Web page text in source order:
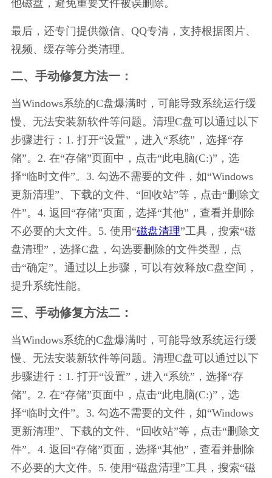
他磁盘，避免重要文件被误删除。
最后，还专门提供微信、QQ专清，支持根据图片、
视频、缓存等分类清理。
二、手动修复方法一：
当Windows系统的C盘爆满时，可能导致系统运行缓
慢、无法安装新软件等问题。清理C盘可以通过以下
步骤进行：1. 打开“设置”，进入“系统”，选择“存
储”。2. 在“存储”页面中，点击“此电脑(C:)”，选
择“临时文件”。3. 勾选不需要的文件，如“Windows
更新清理”、下载的文件、“回收站”等，点击“删除文
件”。4. 返回“存储”页面，选择“其他”，查看并删除
不必要的大文件。5. 使用“磁盘清理”工具，搜索“磁
盘清理”，选择C盘，勾选要删除的文件类型，点
击“确定”。通过以上步骤，可以有效释放C盘空间，
提升系统性能。
三、手动修复方法二：
当Windows系统的C盘爆满时，可能导致系统运行缓
慢、无法安装新软件等问题。清理C盘可以通过以下
步骤进行：1. 打开“设置”，进入“系统”，选择“存
储”。2. 在“存储”页面中，点击“此电脑(C:)”，选
择“临时文件”。3. 勾选不需要的文件，如“Windows
更新清理”、下载的文件、“回收站”等，点击“删除文
件”。4. 返回“存储”页面，选择“其他”，查看并删除
不必要的大文件。5. 使用“磁盘清理”工具，搜索“磁